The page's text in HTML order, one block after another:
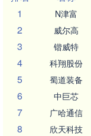
1
N津富
2 威尔高
3 锴威特
4 科翔股份
5 蜀道装备
6 中巨芯
7 广哈通信
8 欣天科技